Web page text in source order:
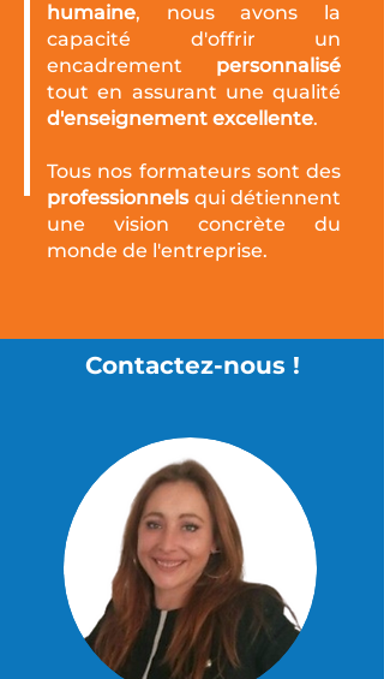
humaine, nous avons la
capacité d'offrir un
encadrement personnalisé
tout en assurant une qualité
d'enseignement excellente.
Tous nos formateurs sont des
professionnels qui détiennent
une vision concrète du
monde de l'entreprise.
Contactez-nous !